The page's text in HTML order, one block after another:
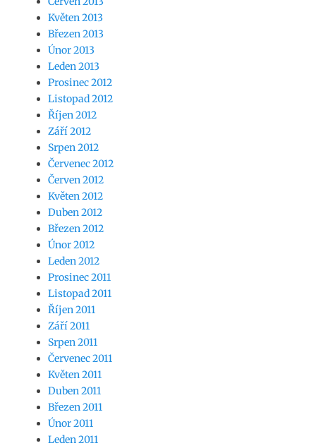
Květen 2013
Březen 2013
Únor 2013
Leden 2013
Prosinec 2012
Listopad 2012
Říjen 2012
Září 2012
Srpen 2012
Červenec 2012
Červen 2012
Květen 2012
Duben 2012
Březen 2012
Únor 2012
Leden 2012
Prosinec 2011
Listopad 2011
Říjen 2011
Září 2011
Srpen 2011
Červenec 2011
Květen 2011
Duben 2011
Březen 2011
Únor 2011
Leden 2011